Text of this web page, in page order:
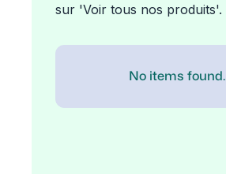
sur 'Voir tous nos produits'.
No items found.